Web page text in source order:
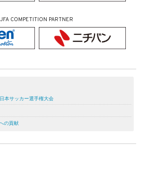
JFA COMPETITION PARTNER
本サッカー選手権大会
の貢献